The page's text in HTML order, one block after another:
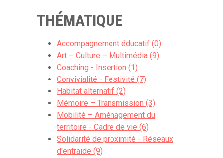
THÉMATIQUE
Accompagnement éducatif (0)
Art – Culture – Multimédia (9)
Coaching - Insertion (1)
Convivialité - Festivité (7)
Habitat alternatif (2)
Mémoire – Transmission (3)
Mobilité – Aménagement du
territoire - Cadre de vie (6)
Solidarité de proximité - Réseaux
d'entraide (9)